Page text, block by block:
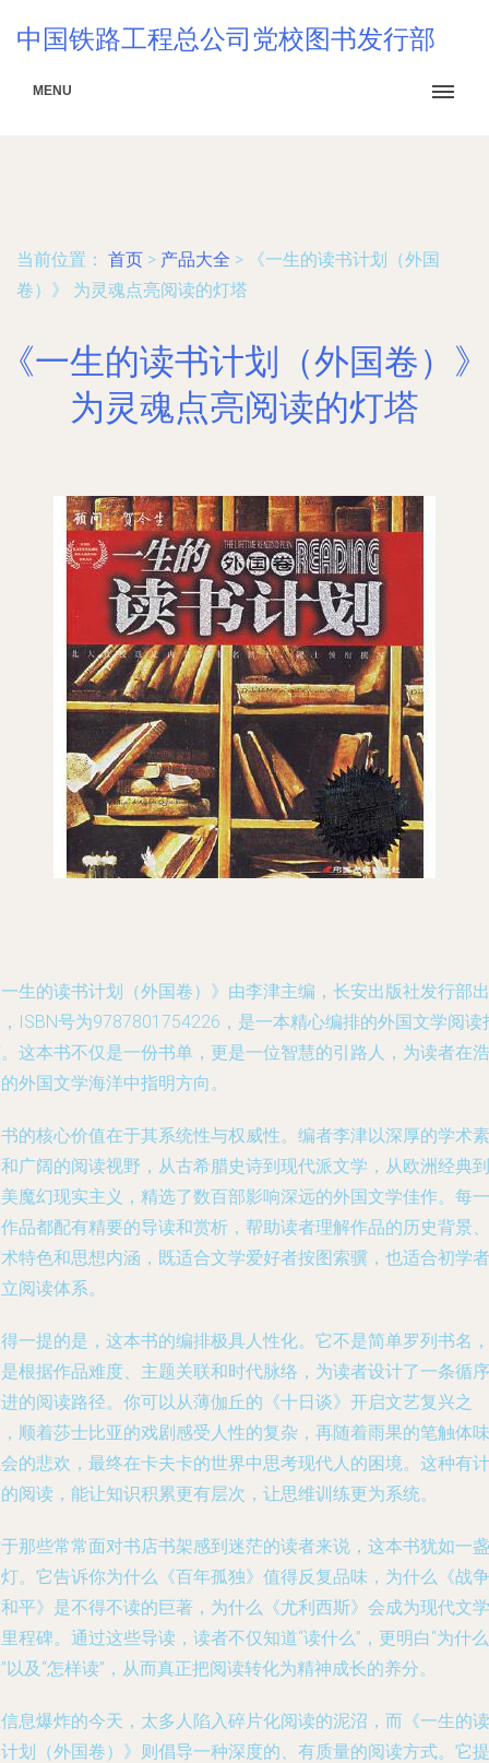
中国铁路工程总公司党校图书发行部
MENU
当前位置： 首页 > 产品大全 >
《一生的读书计划（外国
卷）》 为灵魂点亮阅读的灯塔
《一生的读书计划（外国卷）》
为灵魂点亮阅读的灯塔
生的读书计划（外国卷）》由李津主编，长安出版社发行部出
ISBN号为9787801754226，是一本精心编排的外国文学阅读
这本书不仅是一份书单，更是一位智慧的引路人，为读者在浩
外国文学海洋中指明方向。
的核心价值在于其系统性与权威性。编者李津以深厚的学术素
广阔的阅读视野，从古希腊史诗到现代派文学，从欧洲经典到
魔幻现实主义，精选了数百部影响深远的外国文学佳作。每一
品都配有精要的导读和赏析，帮助读者理解作品的历史背景、
特色和思想内涵，既适合文学爱好者按图索骥，也适合初学者
阅读体系。
一提的是，这本书的编排极具人性化。它不是简单罗列书名，
根据作品难度、主题关联和时代脉络，为读者设计了一条循序
的阅读路径。你可以从薄伽丘的《十日谈》开启文艺复兴之
顺着莎士比亚的戏剧感受人性的复杂，再随着雨果的笔触体味
的悲欢，最终在卡夫卡的世界中思考现代人的困境。这种有计
阅读，能让知识积累更有层次，让思维训练更为系统。
那些常常面对书店书架感到迷茫的读者来说，这本书犹如一盏
。它告诉你为什么《百年孤独》值得反复品味，为什么《战争
平》是不得不读的巨著，为什么《尤利西斯》会成为现代文学
程碑。通过这些导读，读者不仅知道“读什么”，更明白“为什么
以及“怎样读”，从而真正把阅读转化为精神成长的养分。
息爆炸的今天，太多人陷入碎片化阅读的泥沼，而《一生的读
划（外国卷）》则倡导一种深度的、有质量的阅读方式。它提